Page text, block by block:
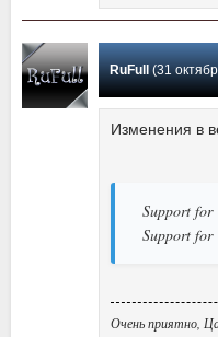
RuFull (31 октября
Изменения в
Support for
Support
Очень приятно,